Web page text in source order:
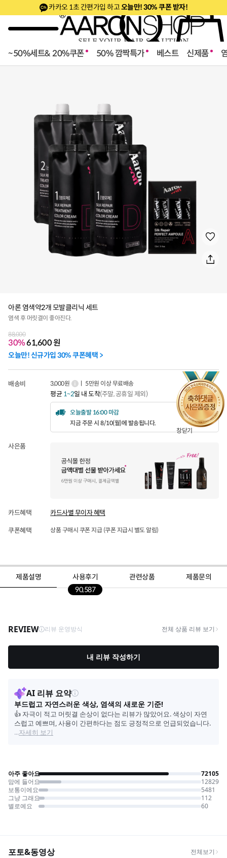
카카오 1초 간편가입 하고오늘만! 30% 쿠폰 받자!
~50%세트& 20%쿠폰 50% 깜짝특가 베스트 신제품
창닫기
아론 염색약2개 모발클리닉 세트
염색 후 머릿결이 좋아진다.
88,000
30%61,600원
오늘만! 신규가입 30% 쿠폰혜택 >
배송비 3,000원 ㅣ 5만원 이상 무료배송
평균1~2일 내 도착(주말, 공휴일 제외)
오늘출발 16:00 마감
지금 주문 시 8/10(월)에 발송됩니다.
사은품
카드혜택 카드사별 무이자 혜택
쿠폰혜택 상품 구매시 쿠폰 지급 (쿠폰 지급시 별도 알림)
제품설명
사용후기
90,587
관련상품 제품문의